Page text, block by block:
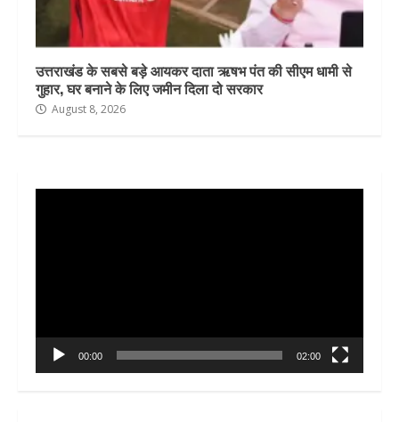
उत्तराखंड के सबसे बड़े आयकर दाता ऋषभ पंत की सीएम धामी से
गुहार, घर बनाने के लिए जमीन दिला दो सरकार
August 8, 2026
00:00 02:00